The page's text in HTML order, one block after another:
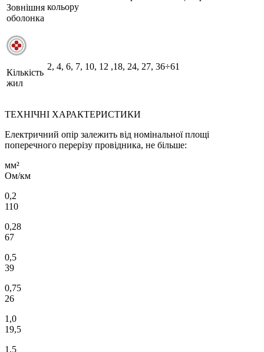
Зовнішня
оболонка
кольору
Кількість
жил
2, 4, 6, 7, 10, 12 ,18, 24, 27, 36÷61
ТЕХНІЧНІ ХАРАКТЕРИСТИКИ
Електричний опір залежить від номінальної площі
поперечного перерізу провідника, не більше:
мм²
Ом/км
0,2
110
0,28
67
0,5
39
0,75
26
1,0
19,5
1,5